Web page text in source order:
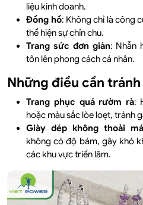
liệu kinh doanh.
Đồng hồ: Không chỉ là công
thể hiện sự chỉn chu.
Trang sức đơn giản: Nhẫn
tôn lên phong cách cá nhân.
Những điều cần tránh
Trang phục quá rườm rà:
hoặc màu sắc lòe loẹt, tránh
Giày dép không thoải
không có độ bám, gây khó
các khu vực triển lãm.